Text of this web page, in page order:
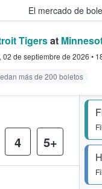
El mercado de
donde los
Tigersat
02 de septiembre de 2026 •
más de 200 boletos
4 5+